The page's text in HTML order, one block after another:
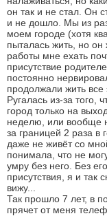
он так и не стал. Он
и не дошло. Мы из
моем городе (хотя
пыталась жить, но
работы мне ехать
присутствие
постоянно
продолжали жить все
Ругалась из-за того,
город только на
неделю, или вообще
за границей 2 раза в
даже не живёт со
понимала, что не
умру без него. Без
присутствия, я и так
вижу...
Так прошло 7 лет, в
прячет от меня